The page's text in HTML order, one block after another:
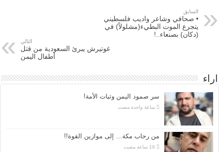
السابق
• صحافي وشاعر واديب فلسطيني
يتجرع الموت البطيء(مشلولاً) في
(دكان) بصنعاء..!
التالي
غوتيرش يبرئ السعودية من قتل
أطفال اليمن
اراء
سر صمود اليمن وثبات الأمة!
‏ساعة واحدة مضت
من رحاب مكة… إلى موازين القوة!!